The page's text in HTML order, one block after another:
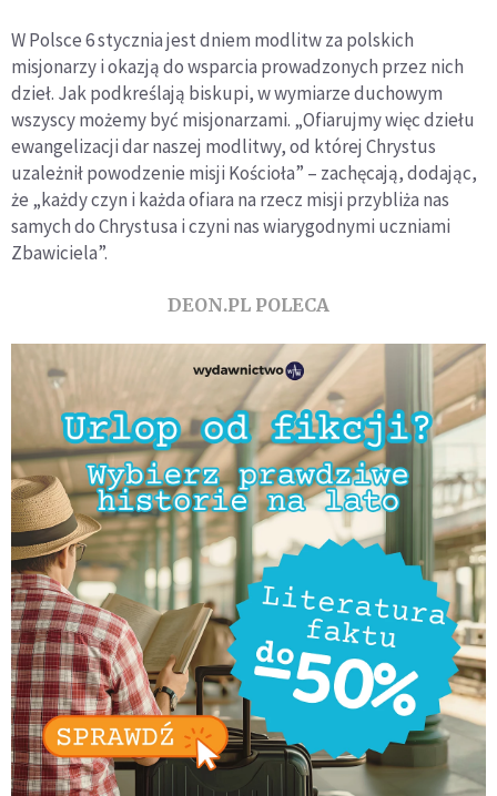
W Polsce 6 stycznia jest dniem modlitw za polskich
misjonarzy i okazją do wsparcia prowadzonych przez nich
dzieł. Jak podkreślają biskupi, w wymiarze duchowym
wszyscy możemy być misjonarzami. „Ofiarujmy więc dziełu
ewangelizacji dar naszej modlitwy, od której Chrystus
uzależnił powodzenie misji Kościoła” – zachęcają, dodając,
że „każdy czyn i każda ofiara na rzecz misji przybliża nas
samych do Chrystusa i czyni nas wiarygodnymi uczniami
Zbawiciela”.
DEON.PL POLECA